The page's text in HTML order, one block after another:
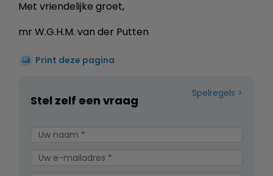
Met vriendelijke groet,
mr W.G.H.M. van der Putten
Print deze pagina
Spelregels
Stel zelf een vraag